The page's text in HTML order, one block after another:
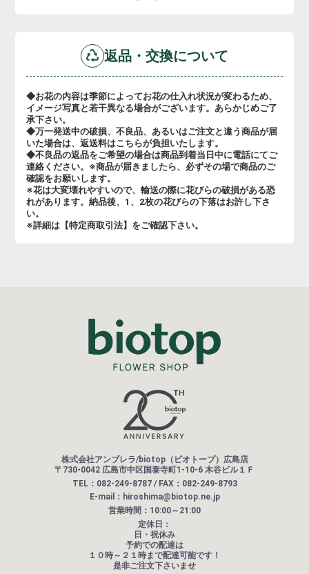
返品・交換について
◆お花の内容は季節によってお花の仕入れ状況が変わるため、
イメージ写真と若干異なる場合がございます。あらかじめご了
承下さい。
◆万一発送中の破損、不良品、あるいはご注文と違う商品が届
いた場合は、返送料はこちらが負担いたします。
◆不良品の返品をご希望の場合は商品到着当日中に電話にてご
連絡ください。※商品が届きましたら、必ずその場で商品のご
確認をお願いします。
※花は大変壊れやすいので、輸送の際に花びらの破損がある恐
れがあります。納品後、1、2枚の花びらの下落はお許し下さ
い。
※詳細は【特定商取引法】をご確認下さい。
株式会社アンブレラ/biotop（ビオトープ）広島店
〒730-0042 広島市中区国泰寺町1-10-6 木谷ビル１Ｆ
TEL：082-249-8787 / FAX：082-249-8793
E-mail：hiroshima@biotop.ne.jp
営業時間：10:00～21:00
定休日：
日・祝休み
予約での配達は
１０時～２１時まで配達可能です！
是非ご注文下さいませ